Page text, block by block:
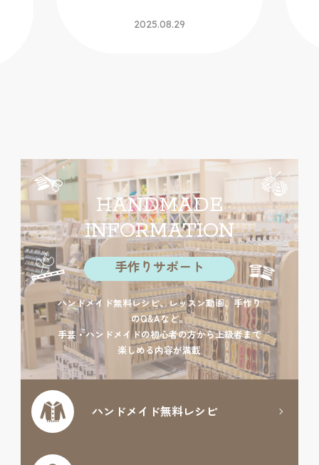
HANDMADE
INFORMATION
手作りサポート
ハンドメイド無料レシピ、レッスン動画、手作り
のQ&Aなど。
手芸・ハンドメイドの初心者の方から上級者まで
楽しめる内容が満載
ハンドメイド無料レシピ